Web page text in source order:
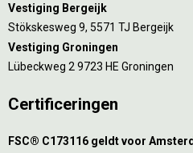
Vestiging Bergeijk
Stökskesweg 9, 5571 TJ Bergeijk
Vestiging Groningen
Lübeckweg 2 9723 HE Groningen
Certificeringen
FSC® C173116 geldt voor